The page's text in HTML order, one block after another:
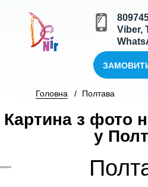
Viber,
Головна Полтава
Картина з фото
у